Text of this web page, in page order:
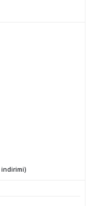
indirimi)